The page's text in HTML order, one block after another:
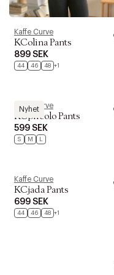
Kaffe Curve
KColina Pants
899 SEK
44 46 48 +1
Nyhet
Kaffe Curve
KCpheolo Pants
599 SEK
S M L
Kaffe Curve
KCjada Pants
699 SEK
44 46 48 +1